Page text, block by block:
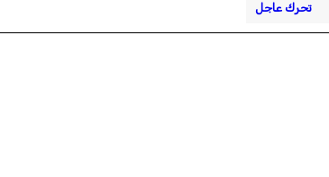
تحرك عاجل